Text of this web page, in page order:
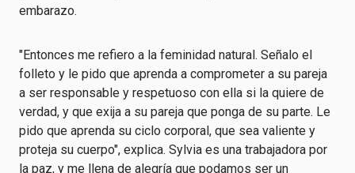
embarazo.
"Entonces me refiero a la feminidad natural. Señalo el
folleto y le pido que aprenda a comprometer a su pareja
a ser responsable y respetuoso con ella si la quiere de
verdad, y que exija a su pareja que ponga de su parte. Le
pido que aprenda su ciclo corporal, que sea valiente y
proteja su cuerpo", explica. Sylvia es una trabajadora por
la paz, y me llena de alegría que podamos ser un